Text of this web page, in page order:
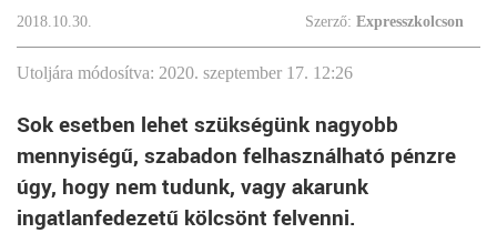
2018.10.30. Szerző: Expresszkolcson
Utoljára módosítva: 2020. szeptember 17. 12:26
Sok esetben lehet szükségünk nagyobb
mennyiségű, szabadon felhasználható pénzre
úgy, hogy nem tudunk, vagy akarunk
ingatlanfedezetű kölcsönt felvenni.